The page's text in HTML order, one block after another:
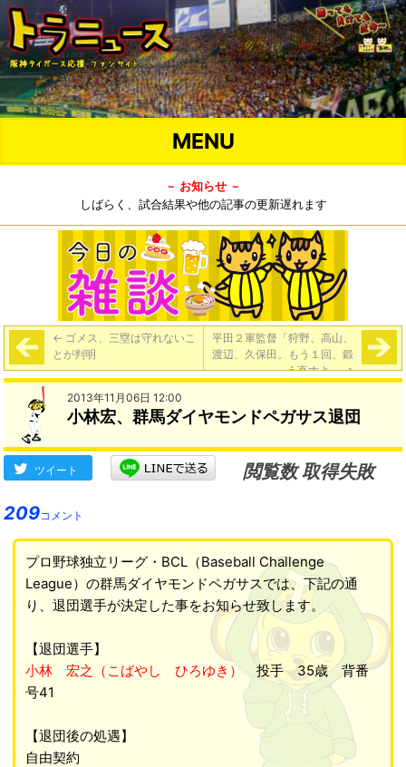
MENU
－ お知らせ －
しばらく、試合結果や他の記事の更新遅れます
← ゴメス、三塁は守れないこ
とが判明
平田２軍監督「狩野、高山、
渡辺、久保田。もう１回、鍛
え直すよ」→
2013年11月06日 12:00
小林宏、群馬ダイヤモンドペガサス退団
ツイート
閲覧数 取得失敗
209コメント
プロ野球独立リーグ・BCL（Baseball Challenge
League）の群馬ダイヤモンドペガサスでは、下記の通
り、退団選手が決定した事をお知らせ致します。
【退団選手】
小林 宏之（こばやし ひろゆき） 投手 35歳 背番
号41
【退団後の処遇】
自由契約